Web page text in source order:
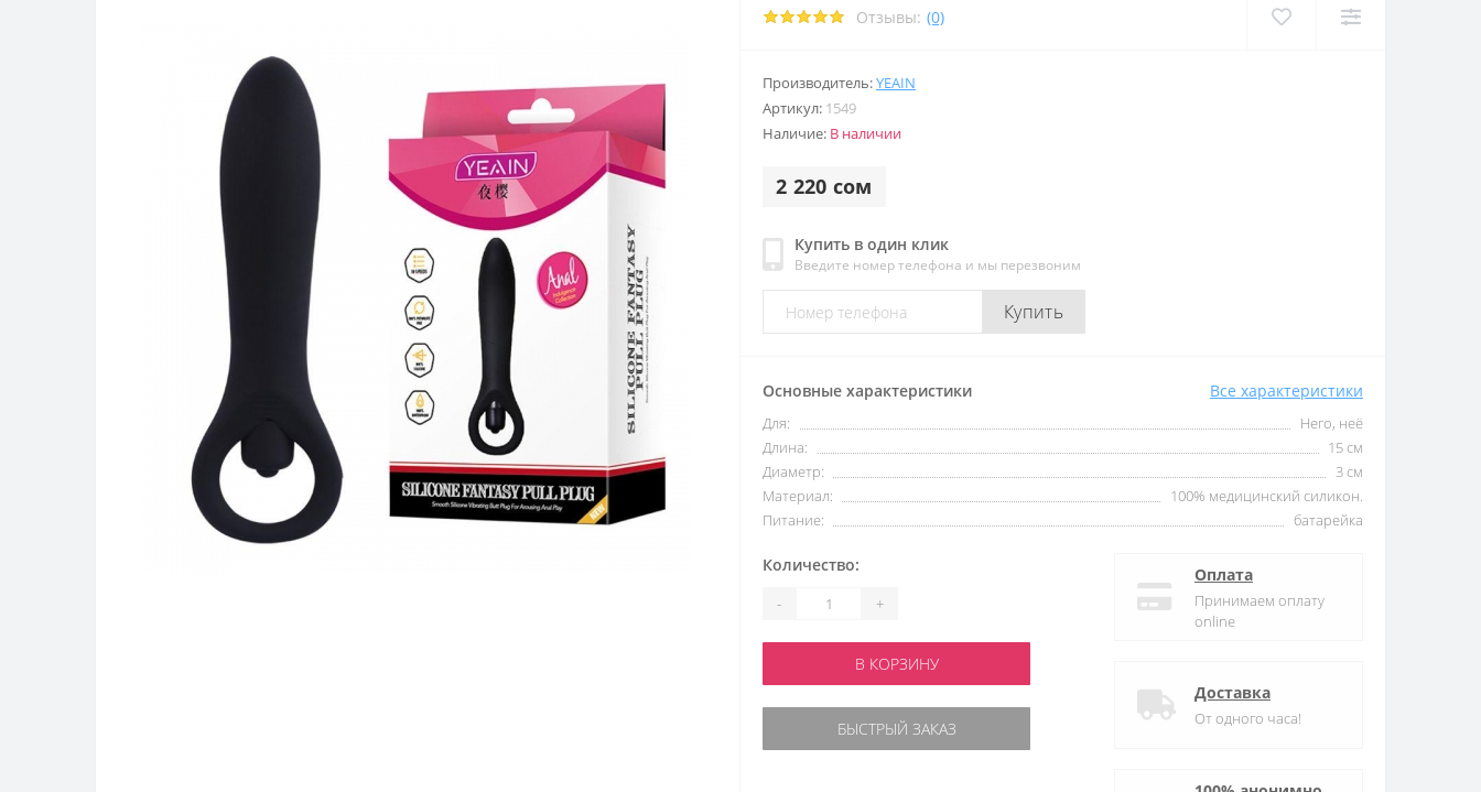
Отзывы: (0)
Производитель:YEAIN
Артикул: 1549
Наличие: В наличии
2 220 сом
Купить в один клик
Введите номер телефона и мы перезвоним
Купить
Основные характеристики Все характеристики
Для:
Него, неё
Длина:
15 cм
Диаметр:
3 см
Материал:
100% медицинский силикон.
Питание:
батарейка
Количество:
- +
В КОРЗИНУ
БЫСТРЫЙ ЗАКАЗ
Оплата
Принимаем оплату
online
Доставка
От одного часа!